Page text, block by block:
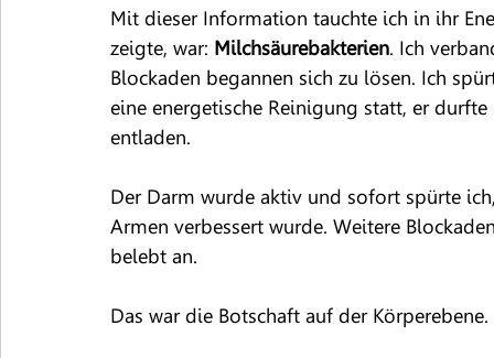
Mit dieser Information tauchte ich in ihr
zeigte, war: Milchsäurebakterien. Ich
Blockaden begannen sich zu lösen. Ich
eine energetische Reinigung statt, er
entladen.
Der Darm wurde aktiv und sofort spürte
Armen verbessert wurde. Weitere
belebt an.
Das war die Botschaft auf der Körperebene.